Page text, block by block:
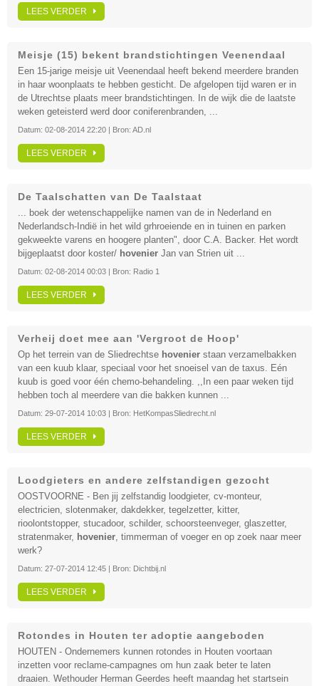
LEES VERDER
Meisje (15) bekent brandstichtingen Veenendaal
Een 15-jarige meisje uit Veenendaal heeft bekend meerdere branden
in haar woonplaats te hebben gesticht. De afgelopen tijd waren er in
de Utrechtse plaats meer brandstichtingen. In de wijk die de laatste
weken geteisterd werd door coniferenbranden, ...
Datum: 02-08-2014 22:20 | Bron: AD.nl
LEES VERDER
De Taalschatten van De Taalstaat
... boek der wetenschappelijke namen van de in Nederland en
Nederlandsch-Indië in het wild grhroeiende en in tuinen en parken
gekweekte varens en hoogere planten", door C.A. Backer. Het wordt
bijgeplaatst door koster/ hovenier Jan van Strien uit ...
Datum: 02-08-2014 00:03 | Bron: Radio 1
LEES VERDER
Verheij doet mee aan 'Vergroot de Hoop'
Op het terrein van de Sliedrechtse hovenier staan verzamelbakken
van een kuub klaar, speciaal voor het snoeisel van de taxus. Eén
kuub is goed voor één chemo-behandeling. ,,In een paar weken tijd
hebben toch al meerdere van die bakken kunnen ...
Datum: 29-07-2014 10:03 | Bron: HetKompasSliedrecht.nl
LEES VERDER
Loodgieters en andere zelfstandigen gezocht
OOSTVOORNE - Ben jij zelfstandig loodgieter, cv-monteur,
electricien, slotenmaker, dakdekker, tegelzetter, kitter,
rioolontstopper, stucadoor, schilder, schoorsteenveger, glaszetter,
stratenmaker, hovenier, timmerman of voeger en op zoek naar meer
werk?
Datum: 27-07-2014 12:45 | Bron: Dichtbij.nl
LEES VERDER
Rotondes in Houten ter adoptie aangeboden
HOUTEN - Ondernemers kunnen rotondes in Houten voortaan
inzetten voor reclame-campagnes om hun zaak beter te laten
draaien. Wethouder Herman Geerdes heeft maandag het startsein